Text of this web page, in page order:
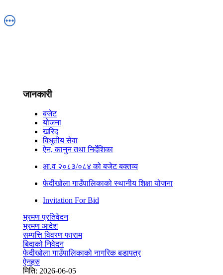
जानकारी
बजेट
योजना
खरिद
विधुतीय सेवा
ऐन, कानुन तथा निर्देशिका
आ‍.व २०८३/०८४ को बजेट बक्तव्य
फेदीखोला गाउँपालिकाको स्थानीय शिक्षा योजना
Invitation For Bid
भ्रमण प्रतिवेदन
भ्रमण आदेश
सम्पत्ति विवरण फाराम
बिदाको निवेदन
फेदीखोला गाउँपालिकाको नागरिक बडापत्र
ऐनहरु
मिति: 2026-06-05